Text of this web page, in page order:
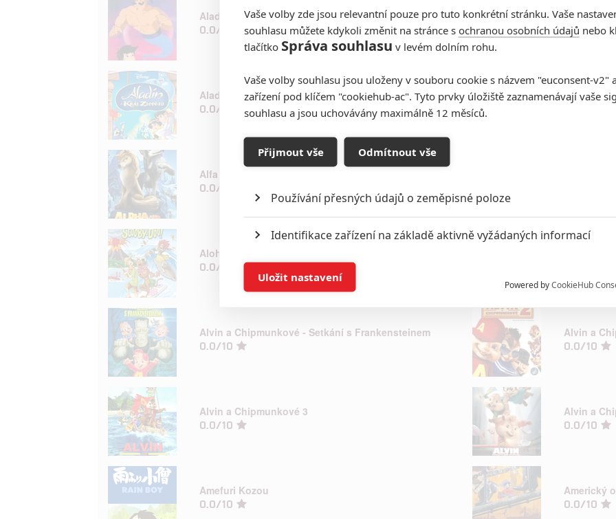
Aladdin
0.0/10
Aladin
0.0/10
Aladin a král zlodějů
0.0/10
Alenka v
Alfa a Omega
0.0/10
Aloha Scooby-Doo!
0.0/10
Alvin a Chipmunkové - Setkání s Frankensteinem
0.0/10
Alvin a
0.0/10
Alvin a Chipmunkové 3
0.0/10
Alvin a
0.0/10
Amefuri Kozou
0.0/10
Americký
0.0/10
Vaše volby zde jsou relevantní pouze pro tuto konkrétní stránku. Vaše
souhlasu můžete kdykoli změnit na stránce s ochranou osobních údajů nebo
tlačítko Správa souhlasu v levém dolním rohu.
Vaše volby souhlasu jsou uloženy v souboru cookie s názvem "euconsent-v2"
zařízení pod klíčem "cookiehub-ac". Tyto prvky úložiště zaznamenávají vaše
souhlasu a jsou uchovávány maximálně 12 měsíců.
Přijmout vše Odmítnout vše
Používání přesných údajů o zeměpisné poloze
Identifikace zařízení na základě aktivně vyžádaných informací
Ukládání a/nebo přístup k informacím v zařízení
Reklama založená na omezených údajích a měření reklamy
Personalizovaný obsah, měření obsahu, průzkum publika a vývoj
Udělením souhlasu s účely a funkcemi zde uvedenými dáváte nám i našim
možnost: Zajištění bezpečnosti, předcházení a zjišťování podvodů a
Powered byCookieHub
Uložit nastavení